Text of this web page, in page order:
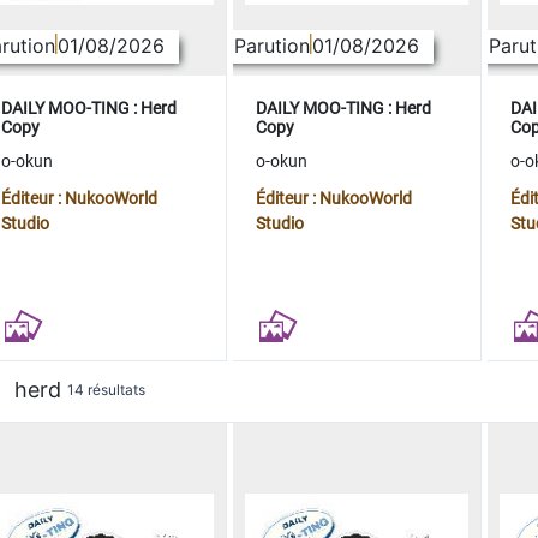
01/08/2026
DAILY MOO-TING : Herd
Copy
o-okun
Éditeur : NukooWorld
Studio
Parution01/08/2026
DAILY MOO-TING : Herd
Copy
o-okun
Éditeur : NukooWorld
Studio
o-
herd 14 résultats